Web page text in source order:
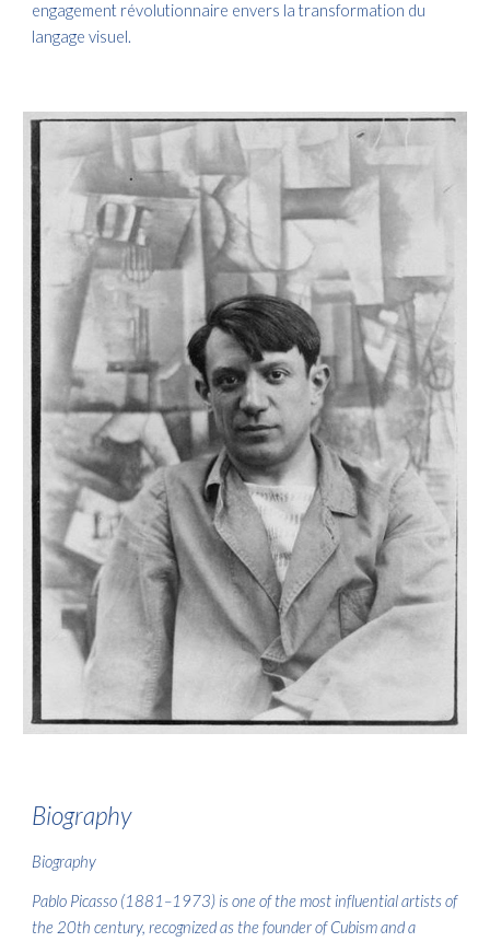
engagement révolutionnaire envers la transformation du
langage visuel.
Biography
Biography
Pablo Picasso (1881–1973) is one of the most influential artists of
the 20th century, recognized as the founder of Cubism and a